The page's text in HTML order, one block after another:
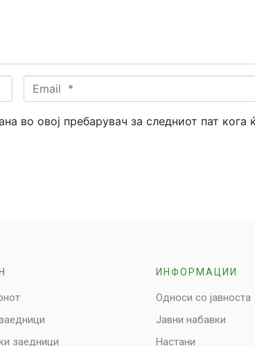
Email
*
во овој пребарувач за следниот пат кога
заедници
ИНФОРМАЦИИ
Односи со јавноста
Јавни набавки
Настани